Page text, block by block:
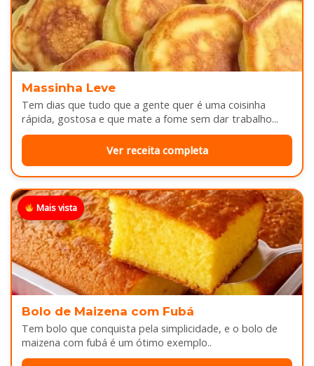
Massinha Leve
Tem dias que tudo que a gente quer é uma coisinha
rápida, gostosa e que mate a fome sem dar trabalho...
Ver receita completa
Mais vista
Bolo de Maizena com Fubá
Tem bolo que conquista pela simplicidade, e o bolo de
maizena com fubá é um ótimo exemplo..